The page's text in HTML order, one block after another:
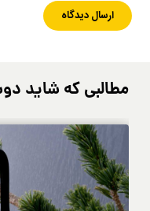
مطالبی که شاید